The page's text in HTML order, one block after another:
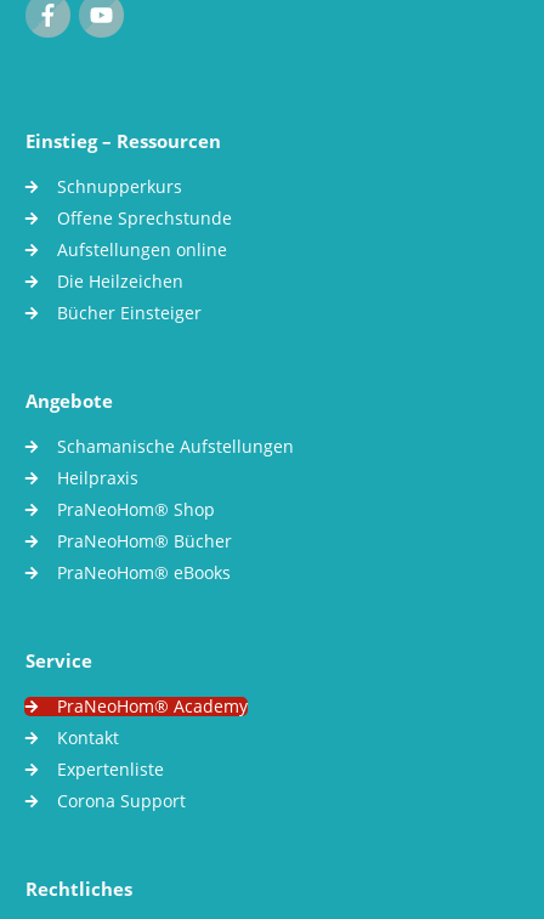
Einstieg – Ressourcen
Schnupperkurs
Offene Sprechstunde
Aufstellungen online
Die Heilzeichen
Bücher Einsteiger
Angebote
Schamanische Aufstellungen
Heilpraxis
PraNeoHom® Shop
PraNeoHom® Bücher
PraNeoHom® eBooks
Service
PraNeoHom® Academy
Kontakt
Expertenliste
Corona Support
Rechtliches